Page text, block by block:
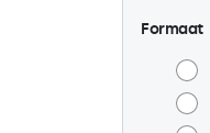
Formaat